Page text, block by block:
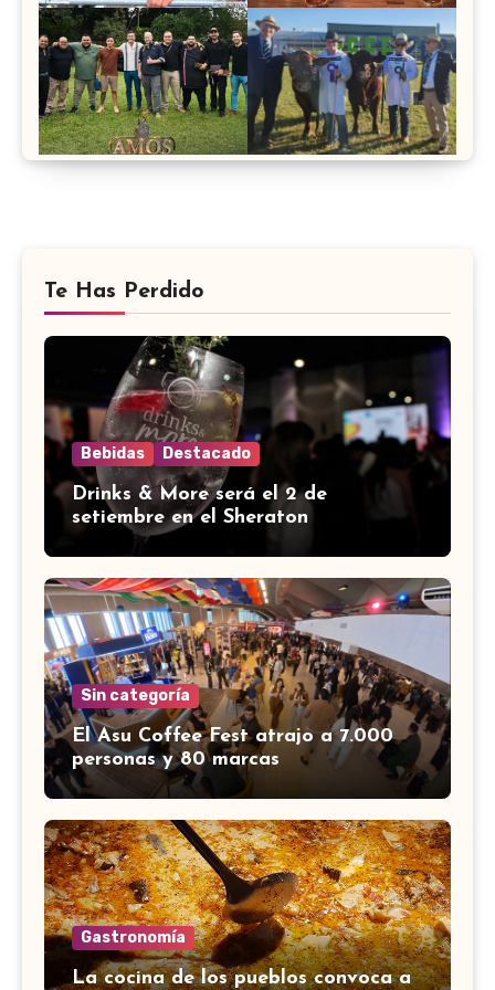
Te Has Perdido
Bebidas Destacado
Drinks & More será el 2 de
setiembre en el Sheraton
Sin categoría
El Asu Coffee Fest atrajo a 7.000
personas y 80 marcas
Gastronomía
La cocina de los pueblos convoca a